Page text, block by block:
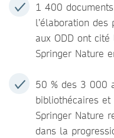
1 400
l’élaboration
aux ODD ont
Springer Nature
50 % des 3 000
bibliothécaires
Springer Nature
dans la